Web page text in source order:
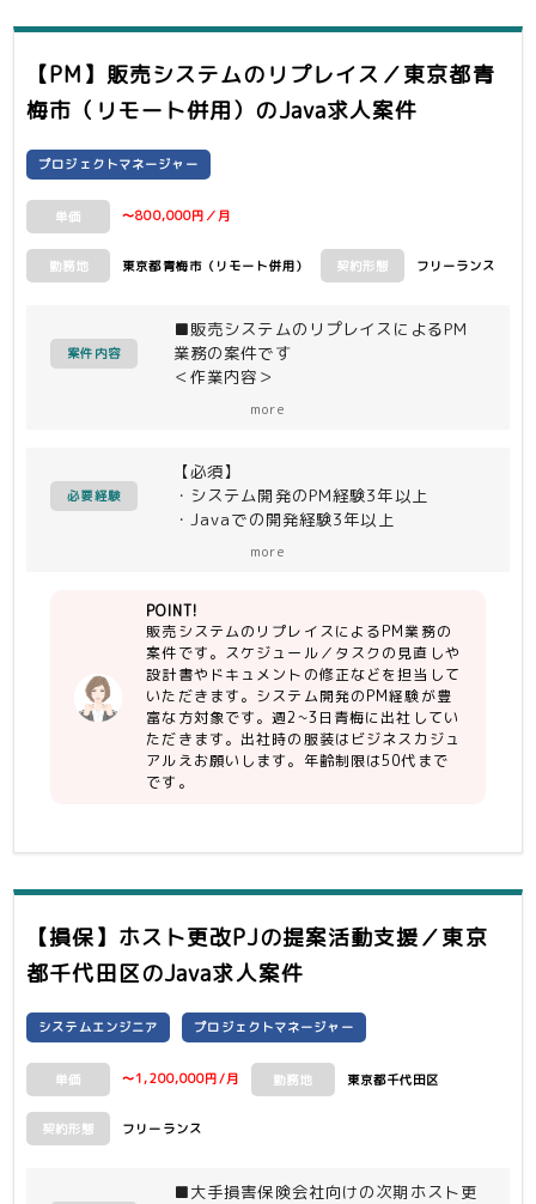
【PM】販売システムのリプレイス／東京都青
梅市（リモート併用） のJava求人案件
プロジェクトマネージャー
単価 〜800,000円／月
勤務地 東京都青梅市（リモート併用） 契約形態 フリーランス
案件内容
■販売システムのリプレイスによるPM
業務の案件です
＜作業内容＞
・実装
more
必要経験
【必須】
・システム開発のPM経験3年以上
・Javaでの開発経験3年以上
【尚可】
・COBOLでの開発経験
more
POINT!
販売システムのリプレイスによるPM業務の
案件です。スケジュール／タスクの見直しや
設計書やドキュメントの修正などを担当して
いただきます。システム開発のPM経験が豊
富な方対象です。週2~3日青梅に出社してい
ただきます。出社時の服装はビジネスカジュ
アルえお願いします。年齢制限は50代まで
です。
【損保】ホスト更改PJの提案活動支援／東京
都千代田区のJava求人案件
システムエンジニア プロジェクトマネージャー
単価 〜1,200,000円/月 勤務地 東京都千代田区
契約形態 フリーランス
■大手損害保険会社向けの次期ホスト更